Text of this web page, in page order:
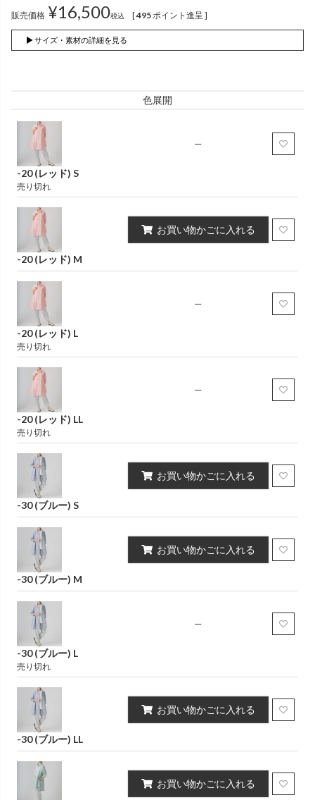
かぐらやロール一覧
販売価格 ¥16,500税込 [495 ポイント進呈 ]
▶ サイズ・素材の詳細を見る
色展開
-20 (レッド) S
売り切れ
—
-20 (レッド) M
お買い物かごに入れる
-20 (レッド) L
売り切れ
—
-20 (レッド) LL
売り切れ
—
-30 (ブルー) S
お買い物かごに入れる
-30 (ブルー) M
お買い物かごに入れる
-30 (ブルー) L
売り切れ
—
-30 (ブルー) LL
お買い物かごに入れる
お買い物かごに入れる